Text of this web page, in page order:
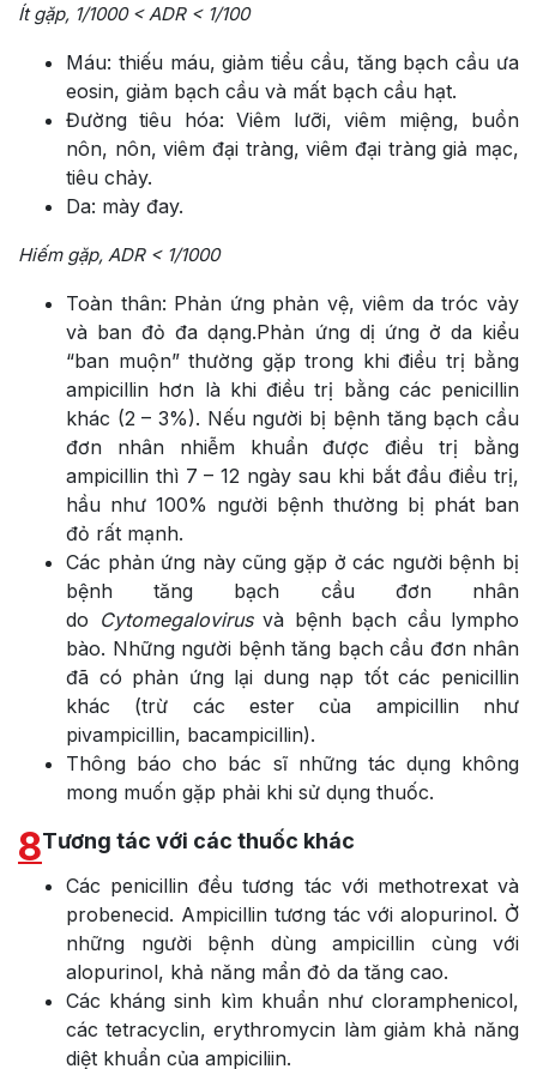
Ít gặp, 1/1000 < ADR < 1/100
Máu: thiếu máu, giảm tiểu cầu, tăng bạch cầu ưa
eosin, giảm bạch cầu và mất bạch cầu hạt.
Đường tiêu hóa: Viêm lưỡi, viêm miệng, buồn
nôn, nôn, viêm đại tràng, viêm đại tràng giả mạc,
tiêu chảy.
Da: mày đay.
Hiếm gặp, ADR < 1/1000
Toàn thân: Phản ứng phản vệ, viêm da tróc vảy
và ban đỏ đa dạng.Phản ứng dị ứng ở da kiểu
“ban muộn” thường gặp trong khi điều trị bằng
ampicillin hơn là khi điều trị bằng các penicillin
khác (2 – 3%). Nếu người bị bệnh tăng bạch cầu
đơn nhân nhiễm khuẩn được điều trị bằng
ampicillin thì 7 – 12 ngày sau khi bắt đầu điều trị,
hầu như 100% người bệnh thường bị phát ban
đỏ rất mạnh.
Các phản ứng này cũng gặp ở các người bệnh bị
bệnh tăng bạch cầu đơn nhân
do Cytomegalovirusvà bệnh bạch cầu lympho
bào. Những người bệnh tăng bạch cầu đơn nhân
đã có phản ứng lại dung nạp tốt các penicillin
khác (trừ các ester của ampicillin như
pivampicillin, bacampicillin).
Thông báo cho bác sĩ những tác dụng không
mong muốn gặp phải khi sử dụng thuốc.
8Tương tác với các thuốc khác
Các penicillin đều tương tác với methotrexat và
probenecid. Ampicillin tương tác với alopurinol. Ở
những người bệnh dùng ampicillin cùng với
alopurinol, khả năng mẩn đỏ da tăng cao.
Các kháng sinh kìm khuẩn như cloramphenicol,
các tetracyclin, erythromycin làm giảm khả năng
diệt khuẩn của ampiciliin.